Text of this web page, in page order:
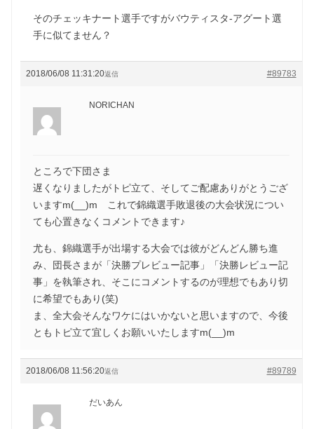
そのチェッキナート選手ですがバウティスタ-アグート選
手に似てません？
2018/06/08 11:31:20 #89783
返信
NORICHAN
ところで下団さま
遅くなりましたがトピ立て、そしてご配慮ありがとうござ
いますm(__)m これで錦織選手敗退後の大会状況につい
ても心置きなくコメントできます♪
尤も、錦織選手が出場する大会では彼がどんどん勝ち進
み、団長さまが「決勝プレビュー記事」「決勝レビュー記
事」を執筆され、そこにコメントするのが理想でもあり切
に希望でもあり(笑)
ま、全大会そんなワケにはいかないと思いますので、今後
ともトピ立て宜しくお願いいたしますm(__)m
2018/06/08 11:56:20 #89789
返信
だいあん